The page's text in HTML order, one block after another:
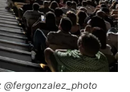
@fergonzalez_photo